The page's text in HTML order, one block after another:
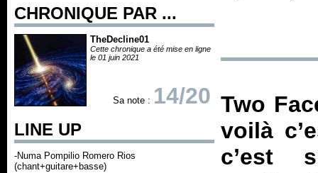
CHRONIQUE PAR ...
TheDecline01
Cette chronique a été mise en ligne
le 01 juin 2021
Sa note : 14/20
LINE UP
-Numa Pompilio Romero Rios
(chant+guitare+basse)
Two
voilà
c’est